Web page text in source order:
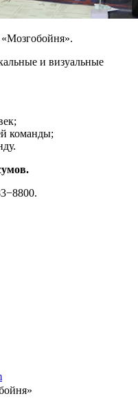
«Мозгобойня».
и визуальные
команды;